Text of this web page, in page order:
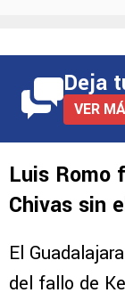
Deja
VER
Luis Romo
Chivas sin